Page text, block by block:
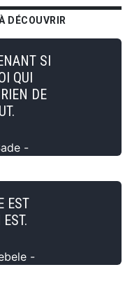
DÉCOUVRIR
SI
QUI
DE
-
EST
-